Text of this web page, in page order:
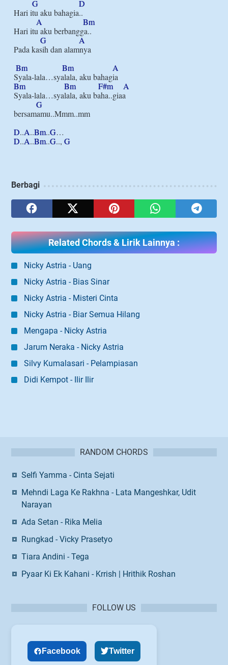
G
D
Hari itu aku bahagia..
A
Bm
Hari itu aku berbangga..
G
A
Pada kasih dan alamnya
Bm
Bm
A
Bm
Bm F#m
A
Syala-lala…syalala, aku baha..giaa
G
bersamamu..Mmm..mm
D..A..Bm..G
D..A..Bm..G.., G
Berbagi
Related Chords & Lirik Lainnya :
Nicky Astria - Uang
Nicky Astria - Bias Sinar
Nicky Astria - Misteri Cinta
Nicky Astria - Biar Semua Hilang
Mengapa - Nicky Astria
Jarum Neraka - Nicky Astria
Silvy Kumalasari - Pelampiasan
Didi Kempot - Ilir Ilir
RANDOM CHORDS
Selfi Yamma - Cinta Sejati
Mehndi Laga Ke Rakhna - Lata Mangeshkar, Udit
Narayan
Ada Setan - Rika Melia
Rungkad - Vicky Prasetyo
Tiara Andini - Tega
Pyaar Ki Ek Kahani - Krrish | Hrithik Roshan
FOLLOW US
Facebook Twitter